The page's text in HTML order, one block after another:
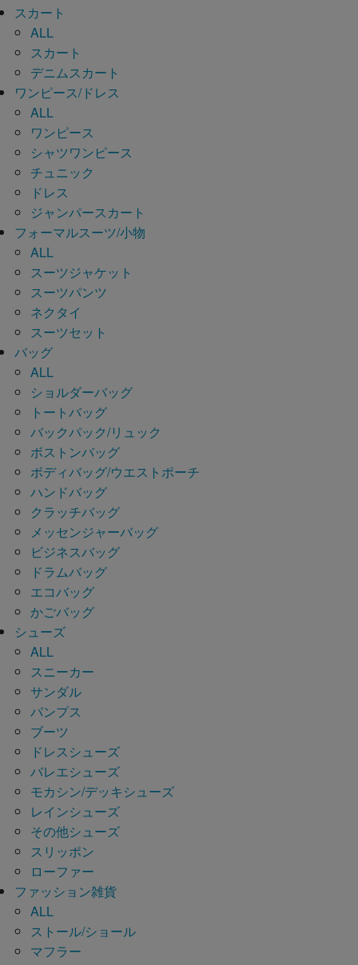
スカート
ALL
スカート
デニムスカート
ワンピース/ドレス
ALL
ワンピース
シャツワンピース
チュニック
ドレス
ジャンパースカート
フォーマルスーツ/小物
ALL
スーツジャケット
スーツパンツ
ネクタイ
スーツセット
バッグ
ALL
ショルダーバッグ
トートバッグ
バックパック/リュック
ボストンバッグ
ボディバッグ/ウエストポーチ
ハンドバッグ
クラッチバッグ
メッセンジャーバッグ
ビジネスバッグ
ドラムバッグ
エコバッグ
かごバッグ
シューズ
ALL
スニーカー
サンダル
パンプス
ブーツ
ドレスシューズ
バレエシューズ
モカシン/デッキシューズ
レインシューズ
その他シューズ
スリッポン
ローファー
ファッション雑貨
ALL
ストール/ショール
マフラー